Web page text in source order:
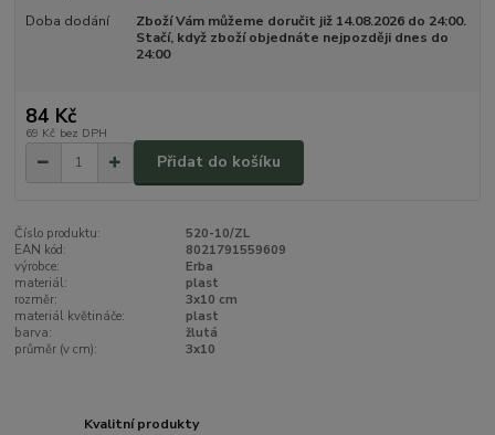
Doba dodání
Zboží Vám můžeme doručit již 14.08.2026 do 24:00.
Stačí, když zboží objednáte nejpozději dnes do
24:00
84 Kč
69 Kč bez DPH
Přidat do košíku
Číslo produktu:
520-10/ZL
EAN kód:
8021791559609
výrobce:
Erba
materiál:
plast
rozměr:
3x10 cm
materiál květináče:
plast
barva:
žlutá
průměr (v cm):
3x10
Kvalitní produkty